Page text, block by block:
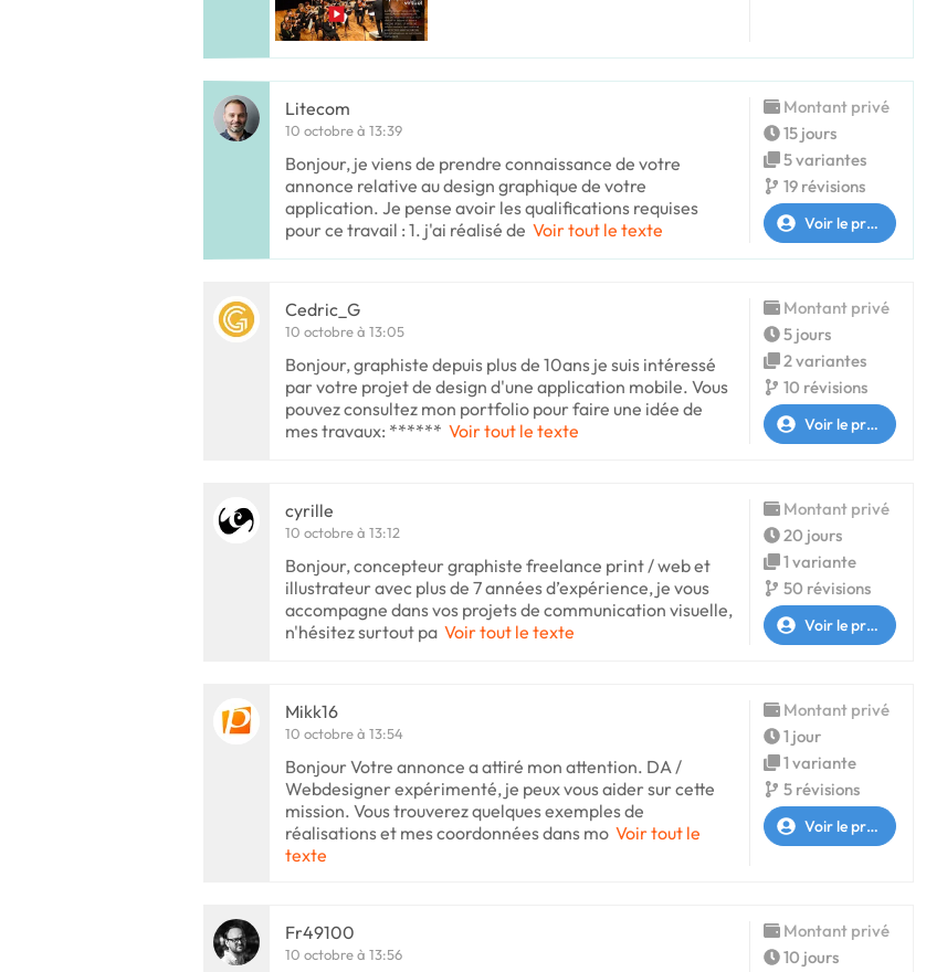
Litecom
10 octobre à 13:39
Bonjour, je viens de prendre connaissance de votre
annonce relative au design graphique de votre
application. Je pense avoir les qualifications requises
pour ce travail : 1. j'ai réalisé de Voir tout le texte
Montant privé
15 jours
5 variantes
19 révisions
Voir le profil
Cedric_G
10 octobre à 13:05
Bonjour, graphiste depuis plus de 10ans je suis intéressé
par votre projet de design d'une application mobile. Vous
pouvez consultez mon portfolio pour faire une idée de
mes travaux: ****** Voir tout le texte
Montant privé
5 jours
2 variantes
10 révisions
Voir le profil
cyrille
10 octobre à 13:12
Bonjour, concepteur graphiste freelance print / web et
illustrateur avec plus de 7 années d’expérience, je vous
accompagne dans vos projets de communication visuelle,
n'hésitez surtout pa Voir tout le texte
Montant privé
20 jours
1 variante
50 révisions
Voir le profil
Mikk16
10 octobre à 13:54
Bonjour Votre annonce a attiré mon attention. DA /
Webdesigner expérimenté, je peux vous aider sur cette
mission. Vous trouverez quelques exemples de
réalisations et mes coordonnées dans mo Voir tout le
texte
Montant privé
1 jour
1 variante
5 révisions
Voir le profil
Fr49100
10 octobre à 13:56
Montant privé
10 jours